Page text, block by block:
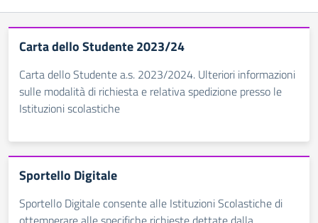
Carta dello Studente 2023/24
Carta dello Studente a.s. 2023/2024. Ulteriori informazioni
sulle modalità di richiesta e relativa spedizione presso le
Istituzioni scolastiche
Sportello Digitale
Sportello Digitale consente alle Istituzioni Scolastiche di